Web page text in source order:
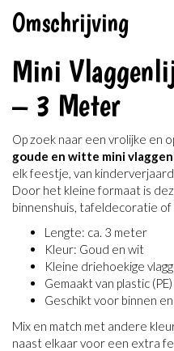
Omschrijving
Mini
– 3 Meter
Op zoek naar een vrolijke en
goude en witte mini
elk feestje, van
Door het kleine formaat is
binnenshuis, tafeldecoratie of
Lengte: ca. 3 meter
Kleur: Goud en wit
Kleine driehoekige
Gemaakt van plastic (PE)
Geschikt voor binnen
Mix en match met andere
naast elkaar voor een extra